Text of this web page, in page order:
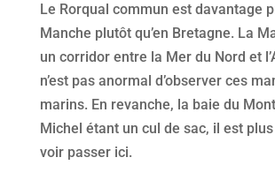
Le Rorqual commun est davantage
Manche plutôt qu’en Bretagne. La
un corridor entre la Mer du Nord et
n’est pas anormal d’observer ces
marins. En revanche, la baie du
Michel étant un cul de sac, il est
voir passer ici.